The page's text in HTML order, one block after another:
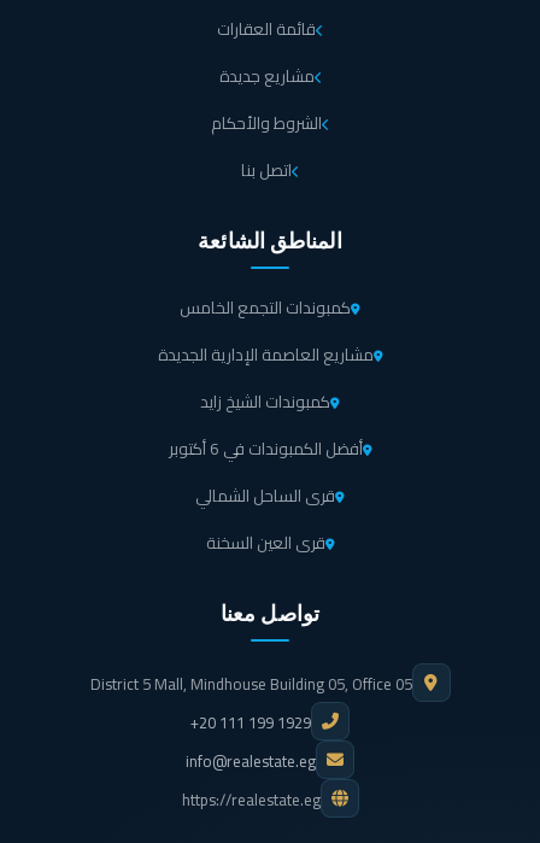
قائمة العقارات
مشاريع جديدة
الشروط والأحكام
اتصل بنا
المناطق الشائعة
كمبوندات التجمع الخامس
مشاريع العاصمة الإدارية الجديدة
كمبوندات الشيخ زايد
أفضل الكمبوندات في 6 أكتوبر
قرى الساحل الشمالي
قرى العين السخنة
تواصل معنا
District 5 Mall, Mindhouse Building 05, Office 05
+20 111 199 1929
info@realestate.eg
https://realestate.eg